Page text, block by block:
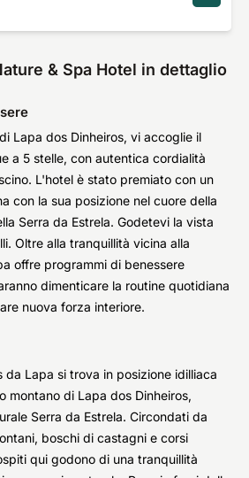
& Spa Hotel in dettaglio
Lapa dos Dinheiros, vi accoglie il
a 5 stelle, con autentica cordialità
L'hotel è stato premiato con un
con la sua posizione nel cuore della
Serra da Estrela. Godetevi la vista
Oltre alla tranquillità vicina alla
offre programmi di benessere
dimenticare la routine quotidiana
nuova forza interiore.
da Lapa si trova in posizione idilliaca
montano di Lapa dos Dinheiros,
Serra da Estrela. Circondati da
boschi di castagni e corsi
qui godono di una tranquillità